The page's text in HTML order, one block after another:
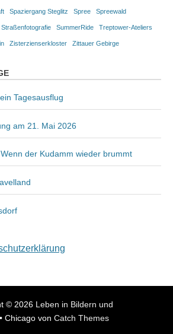
Spaziergang Steglitz Spree Spreewald
Straßenfotografie SummerRide Treptower-Ateliers
Zisterzienserkloster Zittauer Gebirge
Tagesausflug
am 21. Mai 2026
der Kudamm wieder brummt
© 2026 Leben in Bildern und
• Chicago von Catch Themes